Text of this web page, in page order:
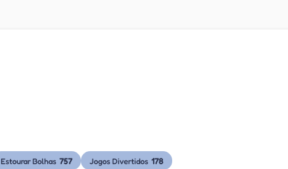
Estourar Bolhas 757 Jogos Divertidos 178